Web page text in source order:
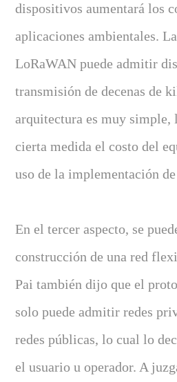
dispositivos aumentará los
aplicaciones ambientales.
LoRaWAN puede admitir
transmisión de decenas de
arquitectura es muy simple,
cierta medida el costo del
uso de la implementación
En el tercer aspecto, se
construcción de una red
Pai también dijo que el
solo puede admitir redes
redes públicas, lo cual lo
el usuario u operador. A